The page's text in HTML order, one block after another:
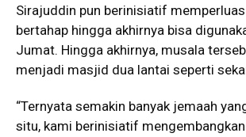
Sirajuddin pun berinisiatif
bertahap hingga akhirnya bisa
Jumat. Hingga akhirnya, musala
menjadi masjid dua lantai seperti
“Ternyata semakin banyak jemaah
situ, kami berinisiatif